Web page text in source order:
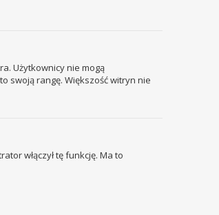
Użytkownicy nie mogą
swoją rangę. Większość witryn nie
włączył tę funkcję. Ma to